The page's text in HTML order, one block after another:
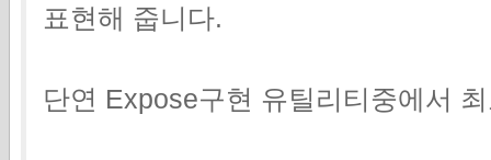
표현해 줍니다.
단연 Expose구현 유틸리티중에서